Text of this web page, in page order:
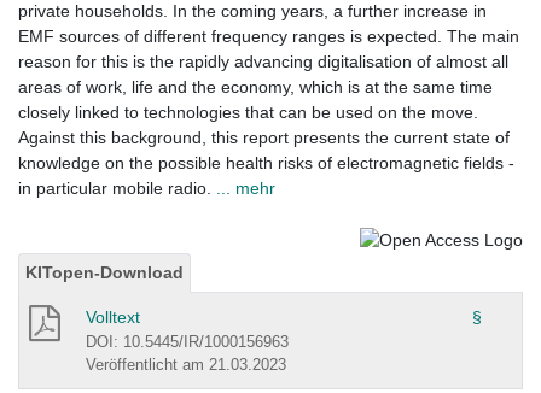
private households. In the coming years, a further increase in
EMF sources of different frequency ranges is expected. The main
reason for this is the rapidly advancing digitalisation of almost all
areas of work, life and the economy, which is at the same time
closely linked to technologies that can be used on the move.
Against this background, this report presents the current state of
knowledge on the possible health risks of electromagnetic fields -
in particular mobile radio.
... mehr
KITopen-Download
Volltext §
DOI: 10.5445/IR/1000156963
Veröffentlicht am 21.03.2023